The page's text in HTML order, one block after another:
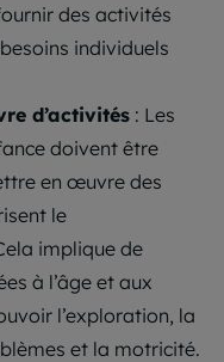
des activités
individuels
d’activités : Les
doivent être
en œuvre des
le
implique de
à l’âge et aux
l’exploration, la
et la motricité.